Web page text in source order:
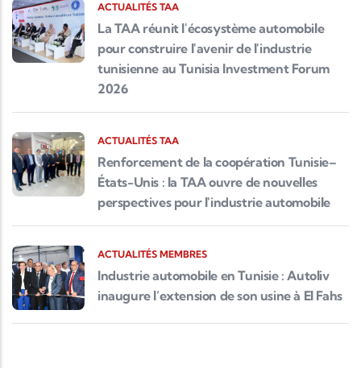
ACTUALITÉS TAA
La TAA réunit l'écosystème automobile
pour construire l'avenir de l'industrie
tunisienne au Tunisia Investment Forum
2026
ACTUALITÉS TAA
Renforcement de la coopération Tunisie–
États-Unis : la TAA ouvre de nouvelles
perspectives pour l'industrie automobile
ACTUALITÉS MEMBRES
Industrie automobile en Tunisie : Autoliv
inaugure l’extension de son usine à El Fahs